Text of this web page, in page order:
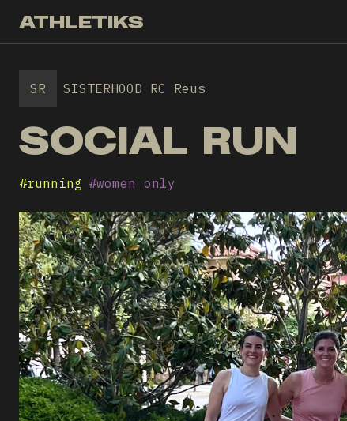
ATHLETIKS
SR SISTERHOOD RC Reus
SOCIAL RUN
#running #women only